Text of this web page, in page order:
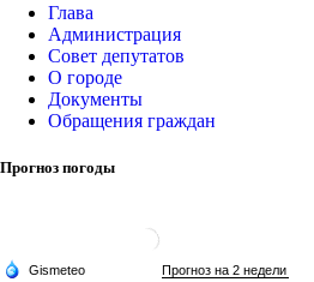
Глава
Администрация
Совет депутатов
О городе
Документы
Обращения граждан
Прогноз погоды